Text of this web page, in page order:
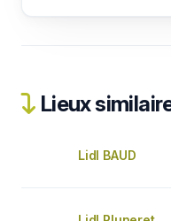
Lieux
Lidl BAUD